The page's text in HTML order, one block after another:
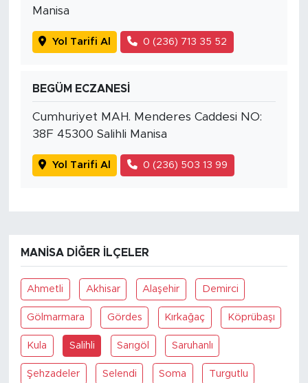
Manisa
Yol Tarifi Al 0 (236) 713 35 52
BEGÜM ECZANESİ
Cumhuriyet MAH. Menderes Caddesi NO:
38F 45300 Salihli Manisa
Yol Tarifi Al 0 (236) 503 13 99
MANISA DIĞER İLÇELER
Ahmetli Akhisar Alaşehir Demirci
Gölmarmara Gördes Kırkağaç Köprübaşı
Kula Salihli Sarıgöl Saruhanlı
Şehzadeler Selendi Soma Turgutlu